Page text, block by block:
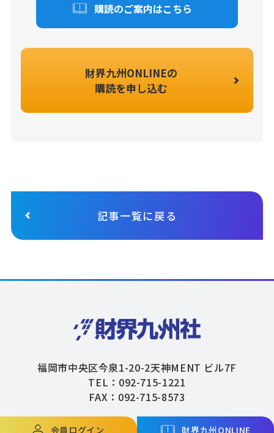
購読のご案内はこちら
財界九州ONLINEの
購読を申し込む
記事一覧に戻る
会員ログイン 財界九州ONLINE
福岡市中央区今泉1-20-2天神MENT ビル7F
TEL：092-715-1221
FAX：092-715-8573